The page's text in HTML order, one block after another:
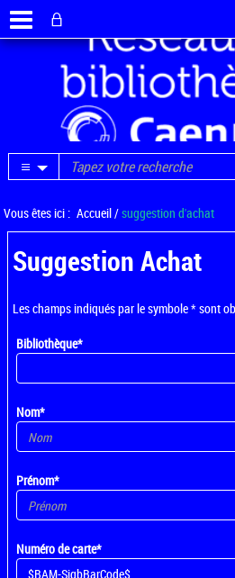
Vous êtes ici : Accueil/suggestion d'achat
Suggestion Achat
Les champs indiqués par le symbole * sont
Bibliothèque*
Nom*
Prénom*
Numéro de carte*